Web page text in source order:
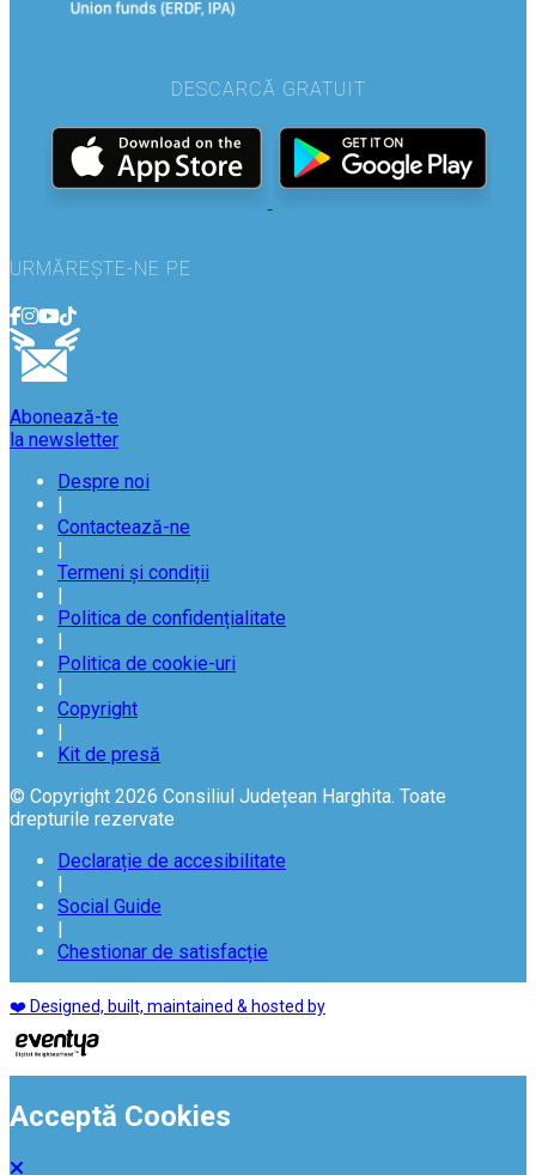
DESCARCĂ GRATUIT
URMĂREȘTE-NE PE
Abonează-te
la newsletter
Despre noi
Contactează-ne
Termeni și condiții
Politica de confidențialitate
Politica de cookie-uri
Copyright
Kit de presă
© Copyright 2026 Consiliul Județean Harghita. Toate
drepturile rezervate
Declarație de accesibilitate
Social Guide
Chestionar de satisfacție
❤️ Designed, built, maintained & hosted by
Acceptă Cookies